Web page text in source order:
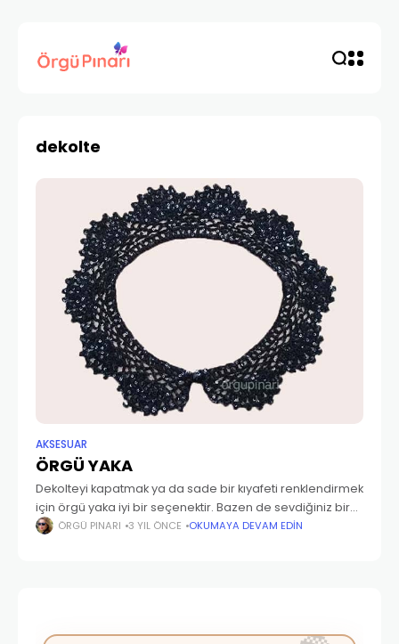
dekolte
AKSESUAR
ÖRGÜ YAKA
Dekolteyi kapatmak ya da sade bir kıyafeti renklendirmek
için örgü yaka iyi bir seçenektir. Bazen de sevdiğiniz bir
kıyafetin modelini değiştirmek istersiniz. Bunun için
ÖRGÜ PINARI 3 YIL ÖNCE OKUMAYA DEVAM EDIN